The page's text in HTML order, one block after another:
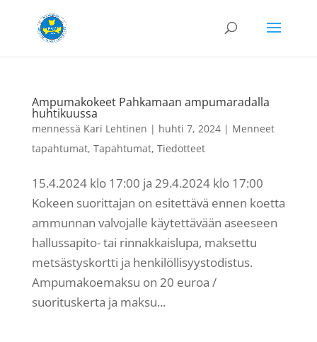
Ampumakokeet Pahkamaan ampumaradalla
huhtikuussa
mennessä Kari Lehtinen | huhti 7, 2024| Menneet
tapahtumat, Tapahtumat, Tiedotteet
15.4.2024 klo 17:00 ja 29.4.2024 klo 17:00
Kokeen suorittajan on esitettävä ennen koetta
ammunnan valvojalle käytettävään aseeseen
hallussapito- tai rinnakkaislupa, maksettu
metsästyskortti ja henkilöllisyystodistus.
Ampumakoemaksu on 20 euroa /
suorituskerta ja maksu...